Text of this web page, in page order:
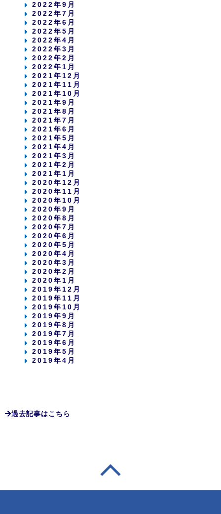
2022年9月
2022年7月
2022年6月
2022年5月
2022年4月
2022年3月
2022年2月
2022年1月
2021年12月
2021年11月
2021年10月
2021年9月
2021年8月
2021年7月
2021年6月
2021年5月
2021年4月
2021年3月
2021年2月
2021年1月
2020年12月
2020年11月
2020年10月
2020年9月
2020年8月
2020年7月
2020年6月
2020年5月
2020年4月
2020年3月
2020年2月
2020年1月
2019年12月
2019年11月
2019年10月
2019年9月
2019年8月
2019年7月
2019年6月
2019年5月
2019年4月
過去記事はこちら